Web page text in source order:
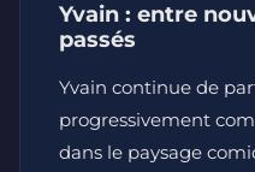
Yvain : entre
passés
Yvain continue de
progressivement
dans le paysage